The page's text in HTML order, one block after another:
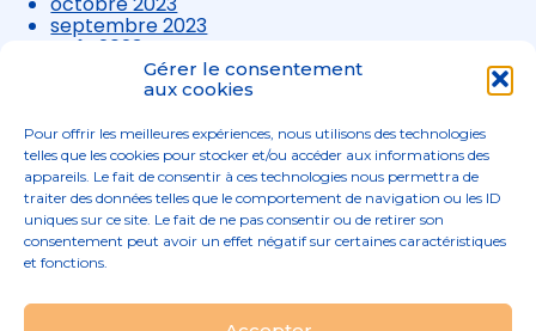
Gérer le consentement
aux cookies
Pour offrir les meilleures expériences, nous utilisons des technologies
telles que les cookies pour stocker et/ou accéder aux informations des
appareils. Le fait de consentir à ces technologies nous permettra de
traiter des données telles que le comportement de navigation ou les ID
uniques sur ce site. Le fait de ne pas consentir ou de retirer son
consentement peut avoir un effet négatif sur certaines caractéristiques
et fonctions.
septembre 2023
août 2023
juillet 2023
avril 2023
mars 2023